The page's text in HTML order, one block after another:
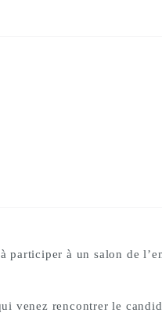
à un salon de
venez rencontrer le